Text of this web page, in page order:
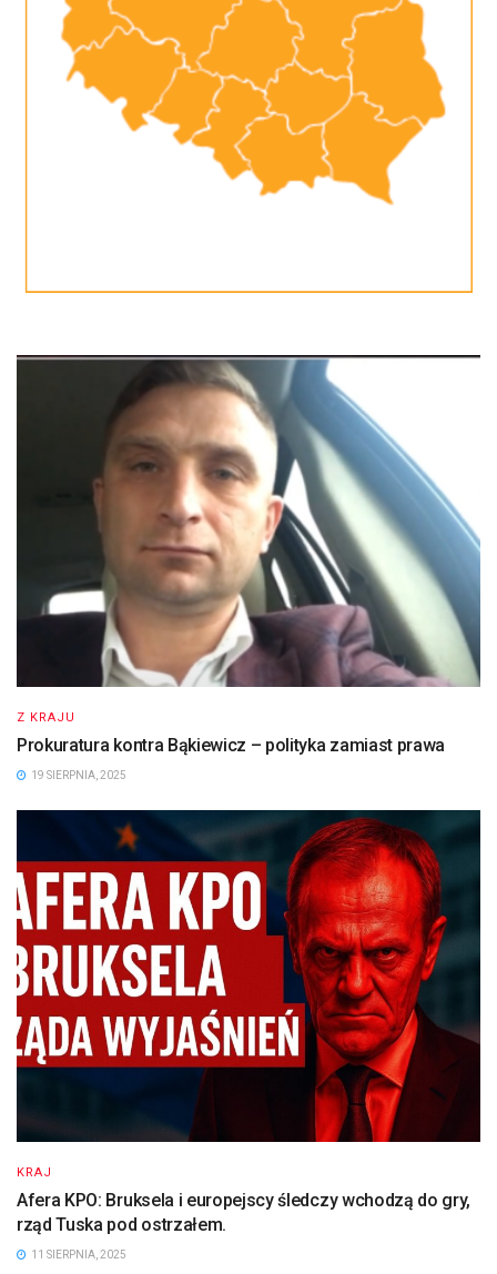
Z KRAJU
Prokuratura kontra Bąkiewicz – polityka zamiast prawa
19 SIERPNIA, 2025
KRAJ
Afera KPO: Bruksela i europejscy śledczy wchodzą do gry,
rząd Tuska pod ostrzałem.
11 SIERPNIA, 2025